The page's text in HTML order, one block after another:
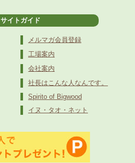
サイトガイド
メルマガ会員登録
工場案内
会社案内
社長はこんな人なんです。
Spirito of Bigwood
イヌ・タオ・ネット